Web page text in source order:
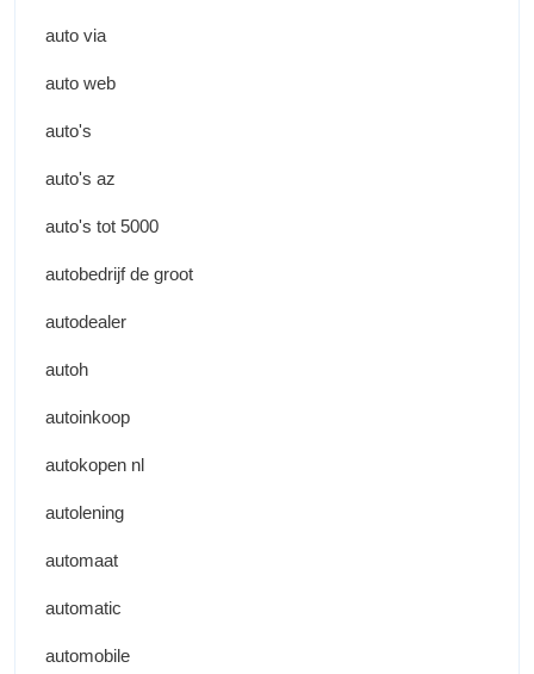
auto via
auto web
auto's
auto's az
auto's tot 5000
autobedrijf de groot
autodealer
autoh
autoinkoop
autokopen nl
autolening
automaat
automatic
automobile